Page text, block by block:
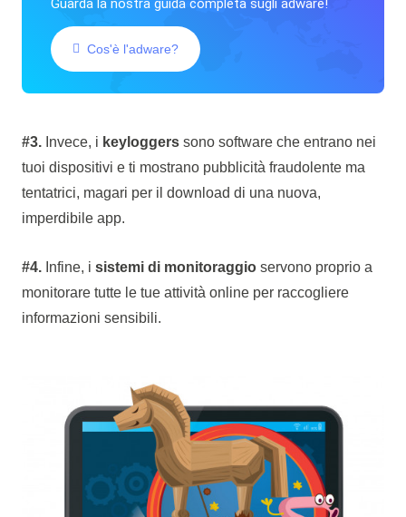
Guarda la nostra guida completa sugli adware!
Cos'è l'adware?
#3.Invece, i keyloggerssono software che entrano nei
tuoi dispositivi e ti mostrano pubblicità fraudolente ma
tentatrici, magari per il download di una nuova,
imperdibile app.
#4.Infine, i sistemi di monitoraggioservono proprio a
monitorare tutte le tue attività online per raccogliere
informazioni sensibili.